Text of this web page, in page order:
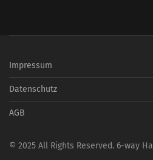
Impressum
Datenschutz
AGB
© 2025 All Rights Reserved. 6-way